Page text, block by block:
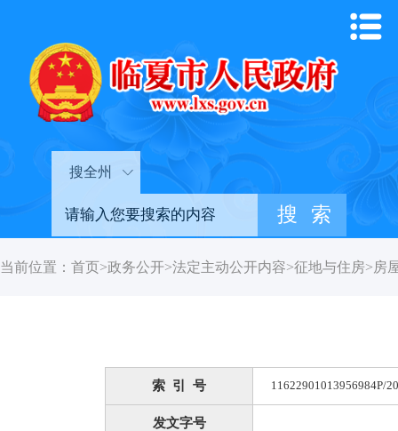
搜全州
当前位置： 首页>政务公开>法定主动公开内容>征地与住房>房
索 引 号 11622901013956984P/
发文字号